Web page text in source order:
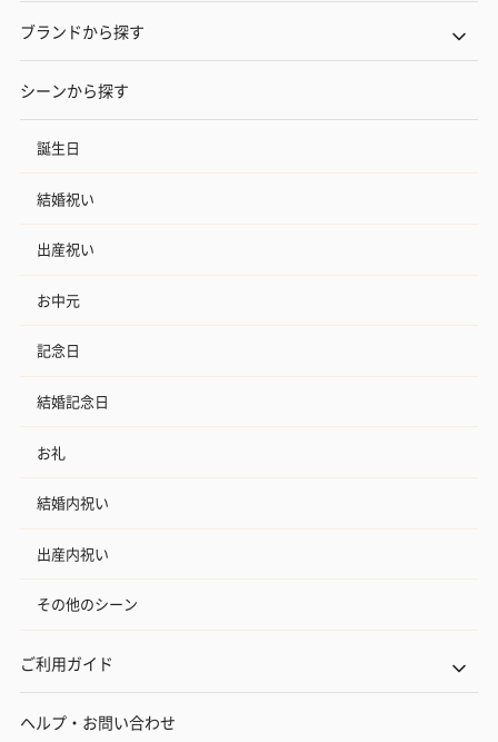
ブランドから探す
シーンから探す
誕生日
結婚祝い
出産祝い
お中元
記念日
結婚記念日
お礼
結婚内祝い
出産内祝い
その他のシーン
ご利用ガイド
ヘルプ・お問い合わせ